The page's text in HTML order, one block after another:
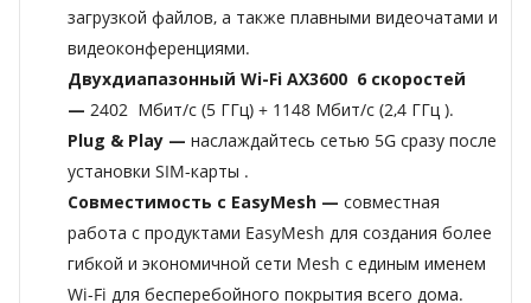
загрузкой файлов, а также плавными видеочатами и
видеоконференциями.
Двухдиапазонный Wi-Fi AX3600 6 скоростей
— 2402 Мбит/с (5 ГГц) + 1148 Мбит/с (2,4 ГГц ).
Plug & Play — наслаждайтесь сетью 5G сразу после
установки SIM-карты .
Совместимость с EasyMesh — совместная
работа с продуктами EasyMesh для создания более
гибкой и экономичной сети Mesh с единым именем
Wi-Fi для бесперебойного покрытия всего дома.